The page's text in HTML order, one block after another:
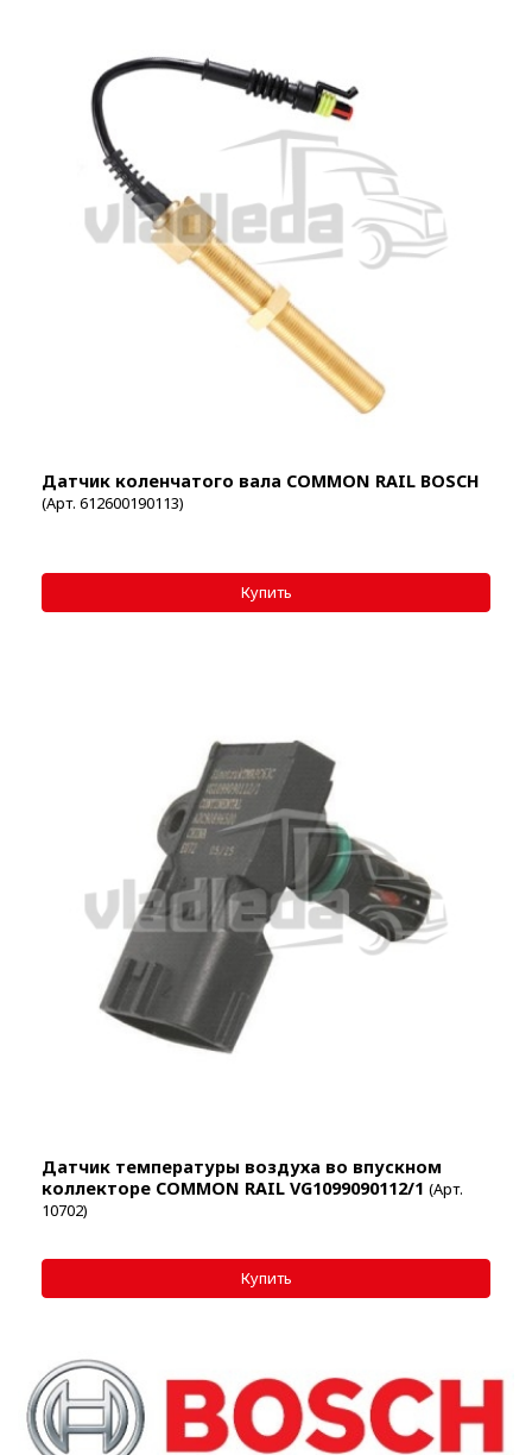
Датчик коленчатого вала COMMON RAIL BOSCH
(Арт. 612600190113)
Датчик температуры воздуха во впускном
коллекторе COMMON RAIL VG1099090112/1 (Арт.
10702)